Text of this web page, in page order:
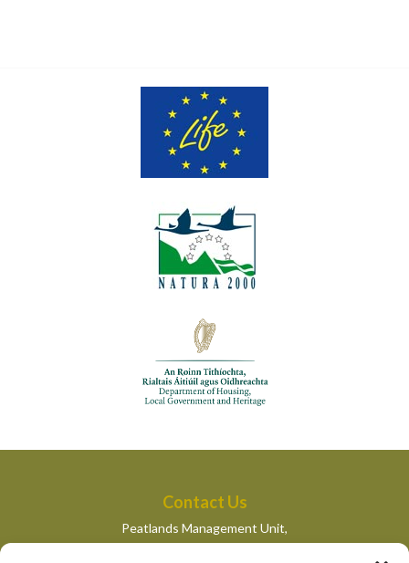
Contact Us
Peatlands Management Unit,
Department of Housing, Local Government and Heritage,